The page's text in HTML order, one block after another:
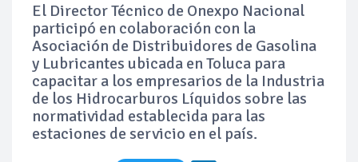
Aumentan 83% ventas de diésel Pemex: PetroIntelligence
Aumenta la producción de hidrocarburos de Pemex; aún
está lejos de la meta
Bajan precios del crudo 4% por la distensión política en
Medio Oriente
El Director Técnico de Onexpo Nacional
participó en colaboración con la
Asociación de Distribuidores de Gasolina
y Lubricantes ubicada en Toluca para
capacitar a los empresarios de la Industria
de los Hidrocarburos Líquidos sobre las
normatividad establecida para las
estaciones de servicio en el país.